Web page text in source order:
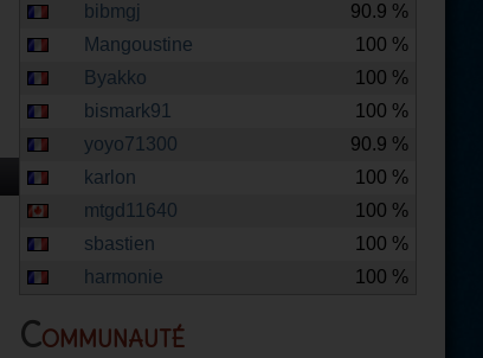
bibmgj
90.9 %
Mangoustine
100 %
Byakko
100 %
bismark91
100 %
yoyo71300
90.9 %
karlon
100 %
mtgd11640
100 %
sbastien
100 %
harmonie
100 %
Communauté